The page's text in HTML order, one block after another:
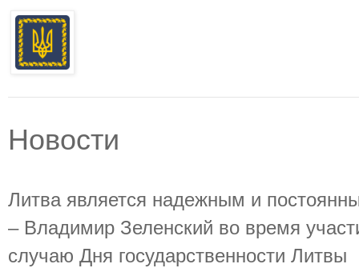
Новости
Литва является надежным и
– Владимир Зеленский во время
случаю Дня государственности Литвы